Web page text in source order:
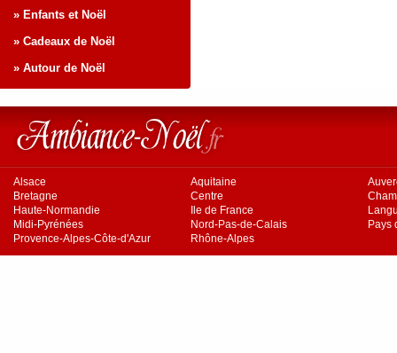
» Enfants et Noël
» Cadeaux de Noël
» Autour de Noël
Alsace Aquitaine
Bretagne
Centre
Haute-Normandie
Ile de France
Midi-Pyrénées
Nord-Pas-de-Calais
Pays
Provence-Alpes-Côte-d'Azur
Rhône-Alpes